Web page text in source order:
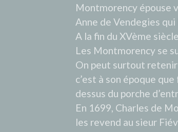
Montmorency épouse
Anne de Vendegies
A la fin du XVème
Les Montmorency se
On peut surtout
c’est à son époque
dessus du porche
En 1699, Charles de
les revend au sieur